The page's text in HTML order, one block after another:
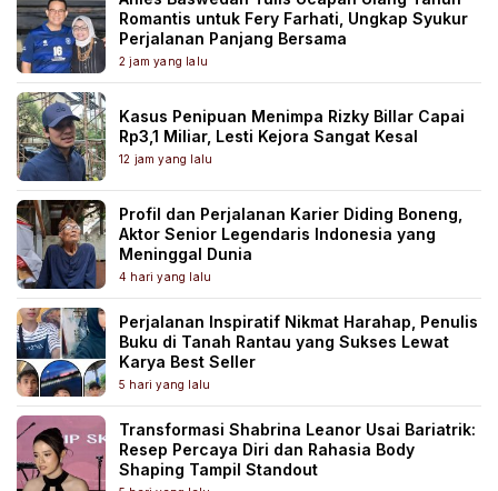
Romantis untuk Fery Farhati, Ungkap Syukur
Perjalanan Panjang Bersama
2 jam yang lalu
Kasus Penipuan Menimpa Rizky Billar Capai
Rp3,1 Miliar, Lesti Kejora Sangat Kesal
12 jam yang lalu
Profil dan Perjalanan Karier Diding Boneng,
Aktor Senior Legendaris Indonesia yang
Meninggal Dunia
4 hari yang lalu
Perjalanan Inspiratif Nikmat Harahap, Penulis
Buku di Tanah Rantau yang Sukses Lewat
Karya Best Seller
5 hari yang lalu
Transformasi Shabrina Leanor Usai Bariatrik:
Resep Percaya Diri dan Rahasia Body
Shaping Tampil Standout